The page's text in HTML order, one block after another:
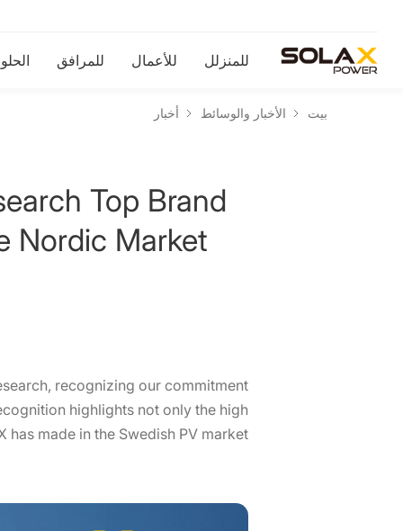
للمنزلل للأعمال للمرافق
بيت الأخبار والوسائط أخبار
Top Brand
Nordic Market
recognizing our commitment
highlights not only the high
made in the Swedish PV market.